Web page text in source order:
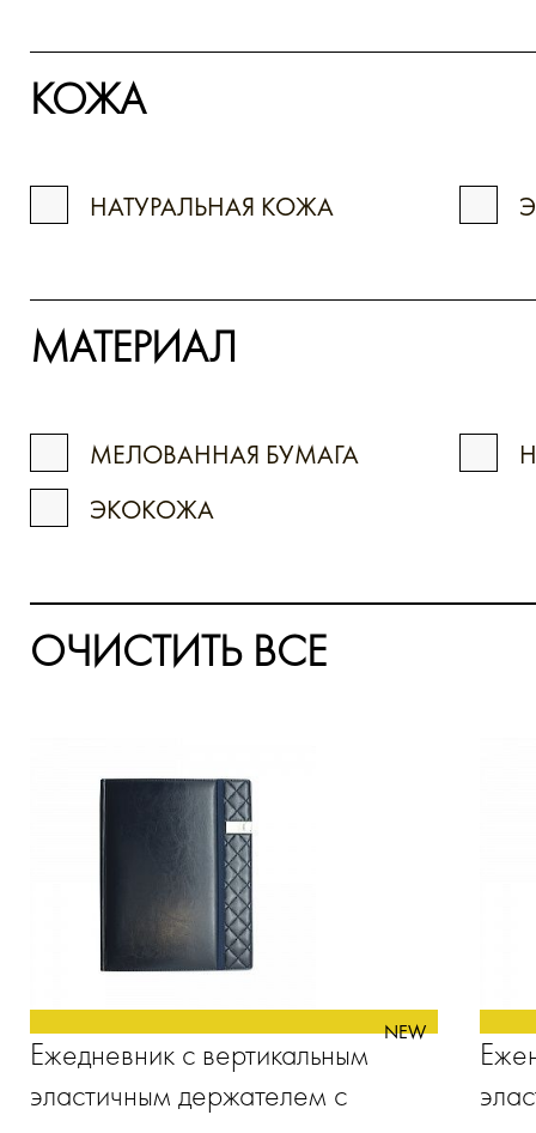
КОЖА
НАТУРАЛЬНАЯ КОЖА
МАТЕРИАЛ
МЕЛОВАННАЯ БУМАГА
ЭКОКОЖА
ОЧИСТИТЬ ВСЕ
NEW
Ежедневник с вертикальным
эластичным держателем с